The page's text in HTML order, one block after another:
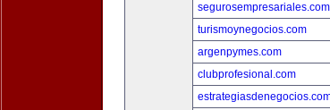
segurosempresariales.com
turismoynegocios.com
argenpymes.com
clubprofesional.com